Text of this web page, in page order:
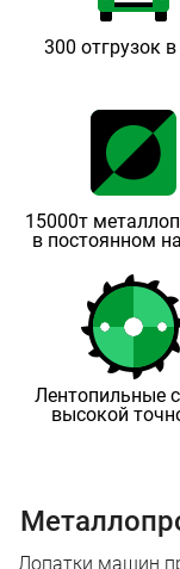
300 отгрузок
15000т
в постоянном
Лентопильные
высокой
Лопатки машин